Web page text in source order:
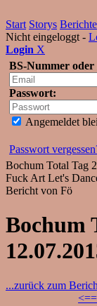
Start Storys Berichte
Nicht eingeloggt -
Login X
BS-Nummer oder
Passwort:
Angemeldet
Passwort
Bochum Total Tag
Fuck Art Let's
Bericht von Fö
Bochum
...zurück zum